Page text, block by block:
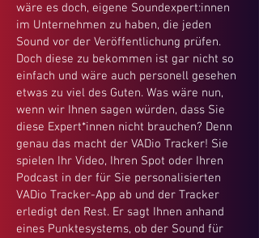
wäre es doch, eigene Soundexpert:innen
im Unternehmen zu haben, die jeden
Sound vor der Veröffentlichung prüfen.
Doch diese zu bekommen ist gar nicht so
einfach und wäre auch personell gesehen
etwas zu viel des Guten. Was wäre nun,
wenn wir Ihnen sagen würden, dass Sie
diese Expert*innen nicht brauchen? Denn
genau das macht der VADio Tracker! Sie
spielen Ihr Video, Ihren Spot oder Ihren
Podcast in der für Sie personalisierten
VADio Tracker-App ab und der Tracker
erledigt den Rest. Er sagt Ihnen anhand
eines Punktesystems, ob der Sound für